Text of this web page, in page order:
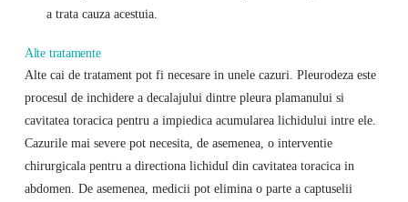
a trata cauza acestuia.
Alte tratamente
Alte cai de tratament pot fi necesare in unele cazuri. Pleurodeza este
procesul de inchidere a decalajului dintre pleura plamanului si
cavitatea toracica pentru a impiedica acumularea lichidului intre ele.
Cazurile mai severe pot necesita, de asemenea, o interventie
chirurgicala pentru a directiona lichidul din cavitatea toracica in
abdomen. De asemenea, medicii pot elimina o parte a captuselii